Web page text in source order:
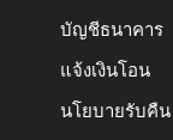
บัญชีธนาคาร
แจ้งเงินโอน
นโยบายรับคืน